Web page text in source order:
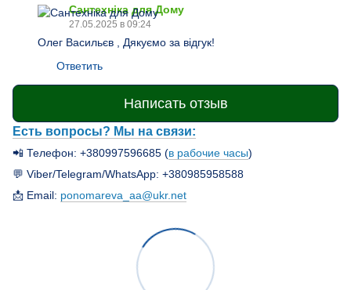
Сантехніка для Дому
27.05.2025 в 09:24
Олег Васильєв , Дякуємо за відгук!
Ответить
Написать отзыв
Есть вопросы? Мы на связи:
📲 Телефон: +380997596685 (в рабочие часы)
💬 Viber/Telegram/WhatsApp: +380985958588
📩 Email: ponomareva_aa@ukr.net